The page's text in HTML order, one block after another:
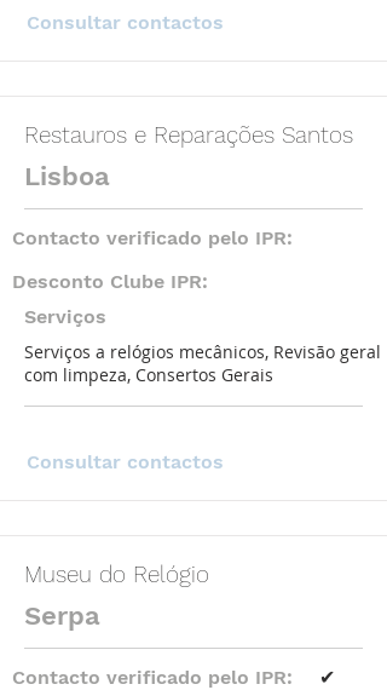
Consultar contactos
Restauros e Reparações Santos
Lisboa
Contacto verificado pelo IPR:
Desconto Clube IPR:
Serviços
Serviços a relógios mecânicos, Revisão geral
com limpeza, Consertos Gerais
Consultar contactos
Museu do Relógio
Serpa
Contacto verificado pelo IPR:
✔